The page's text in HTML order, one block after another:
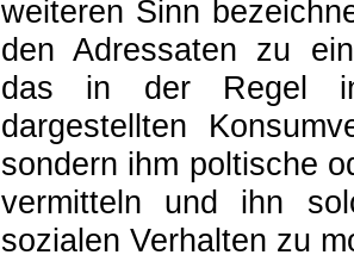
weiteren Sinn
den Adressaten zu
das in der Regel
dargestellten
sondern ihm poltische
vermitteln und ihn
sozialen Verhalten zu